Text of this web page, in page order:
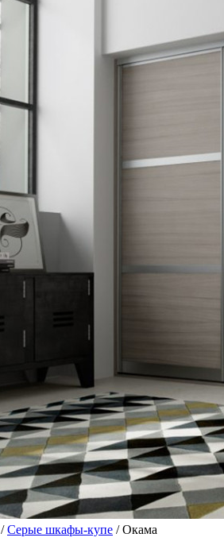
/Серые шкафы-купе / Окама